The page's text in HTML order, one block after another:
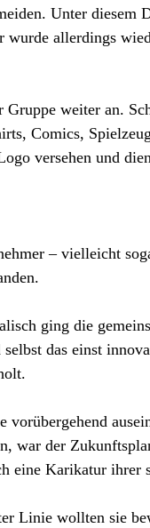
Unter diesem
wurde allerdings
Gruppe weiter an.
Comics,
versehen und
– vielleicht
ging die
das einst
war der
eine Karikatur ihrer
Linie wollten sie